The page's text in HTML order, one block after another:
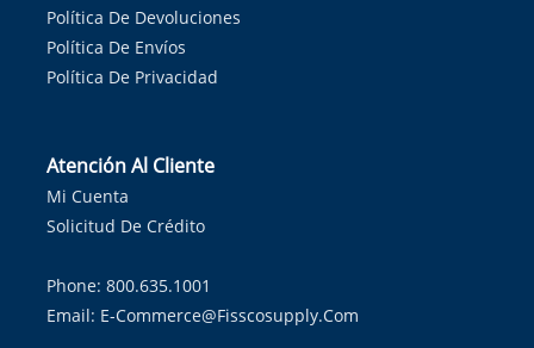
Política De Devoluciones
Política De Envíos
Política De Privacidad
Atención Al Cliente
Mi Cuenta
Solicitud De Crédito
Phone: 800.635.1001
Email: E-Commerce@fisscosupply.com